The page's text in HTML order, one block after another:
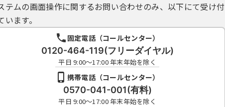
テムの画面操作に関するお問い合わせのみ、以下にて受け付
います。
固定電話（コールセンター）
0120-464-119(フリーダイヤル)
平日 9:00～17:00 年末年始を除く
携帯電話（コールセンター）
0570-041-001(有料)
平日 9:00～17:00 年末年始を除く